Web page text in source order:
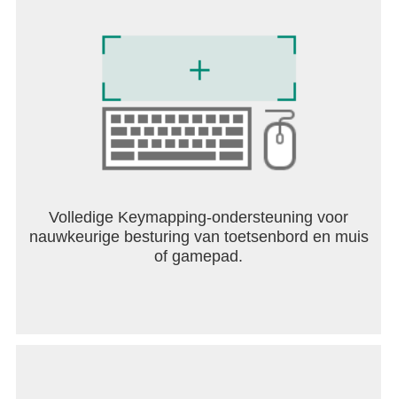
Volledige Keymapping-ondersteuning voor
nauwkeurige besturing van toetsenbord en muis
of gamepad.